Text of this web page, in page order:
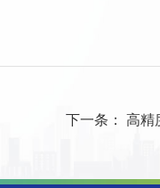
下一条：高精